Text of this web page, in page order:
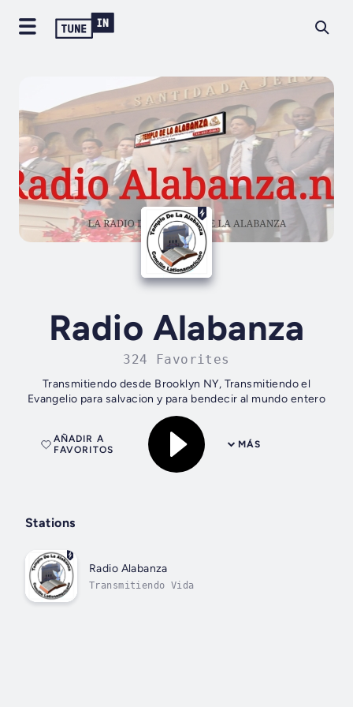
Radio Alabanza
324 Favorites
Transmitiendo desde Brooklyn NY, Transmitiendo el
Evangelio para salvacion y para bendecir al mundo entero
MÁS
AÑADIR A
FAVORITOS
Stations
Radio Alabanza
Transmitiendo Vida